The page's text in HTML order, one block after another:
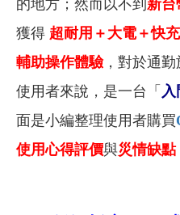
的地方；然而以不到 新台
獲得 超耐用＋大電＋快
輔助操作體驗，對於通勤
使用者來說，是一台「
面是小編整理使用者購買
使用心得評價與災情缺點